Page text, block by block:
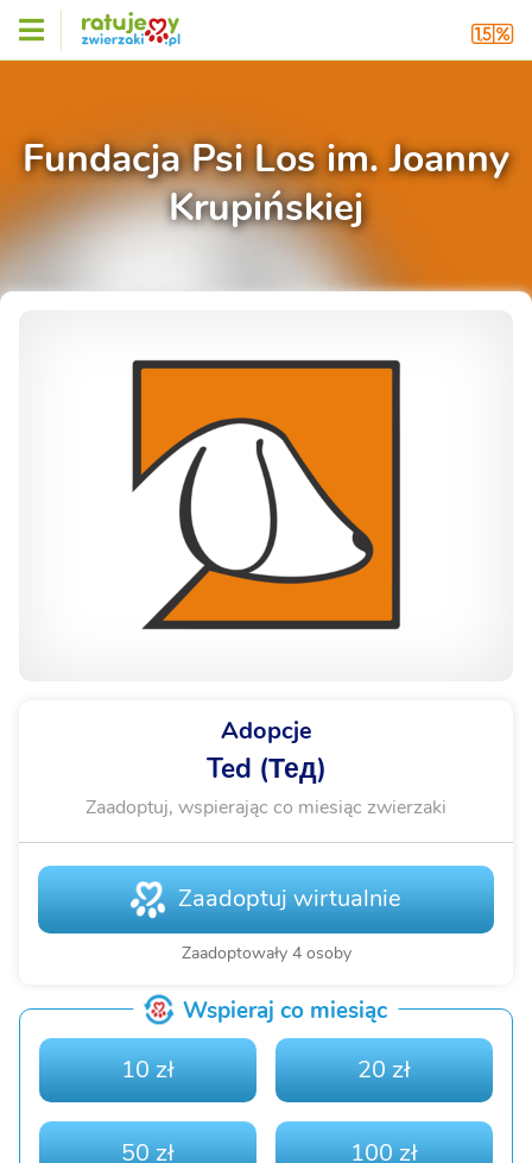
Fundacja Psi Los im. Joanny
Krupińskiej
Adopcje
Ted (Тед)
Zaadoptuj, wspierając co miesiąc zwierzaki
Zaadoptuj wirtualnie
Zaadoptowały 4 osoby
Wspieraj co miesiąc
10 zł 20 zł
50 zł 100 zł